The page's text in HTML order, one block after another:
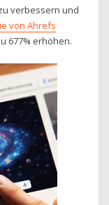
verbessern und
von Ahrefs
677% erhöhen.